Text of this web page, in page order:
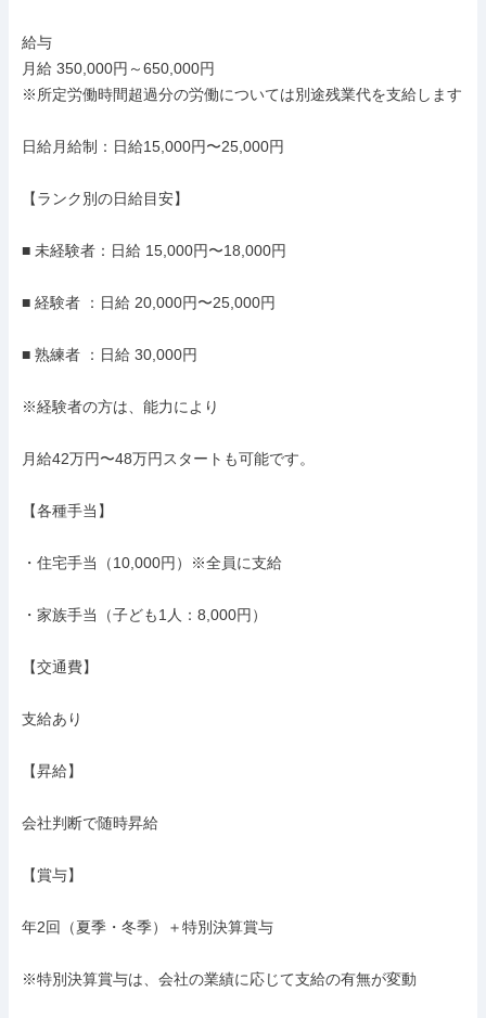
給与
月給 350,000円～650,000円
※所定労働時間超過分の労働については別途残業代を支給します
日給月給制：日給15,000円〜25,000円
【ランク別の日給目安】
■ 未経験者：日給 15,000円〜18,000円
■ 経験者 ：日給 20,000円〜25,000円
■ 熟練者 ：日給 30,000円
※経験者の方は、能力により
月給42万円〜48万円スタートも可能です。
【各種手当】
・住宅手当（10,000円）※全員に支給
・家族手当（子ども1人：8,000円）
【交通費】
支給あり
【昇給】
会社判断で随時昇給
【賞与】
年2回（夏季・冬季）＋特別決算賞与
※特別決算賞与は、会社の業績に応じて支給の有無が変動